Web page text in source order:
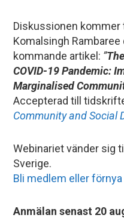
Diskussionen kommer
Komalsingh
kommande artikel: ”
COVID-19 Pandemic:
Marginalised
Accepterad till
Community and Social
Webinariet vänder sig
Sverige.
Bli medlem eller
Anmälan senast 20